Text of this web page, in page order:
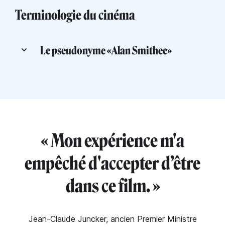
Terminologie du cinéma
Le pseudonyme «Alan Smithee»
« Mon expérience m'a
empêché d'accepter d’être
dans ce film. »
Jean-Claude Juncker, ancien Premier Ministre